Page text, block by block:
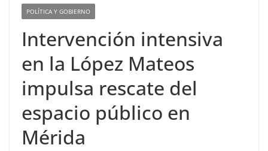
POLÍTICA Y GOBIERNO
Intervención intensiva
en la López Mateos
impulsa rescate del
espacio público en
Mérida